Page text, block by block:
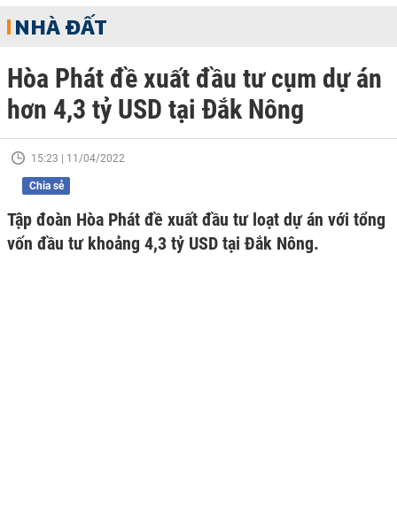
NHÀ ĐẤT
Hòa Phát đề xuất đầu tư cụm dự án
hơn 4,3 tỷ USD tại Đắk Nông
15:23 | 11/04/2022
Chia sẻ
Tập đoàn Hòa Phát đề xuất đầu tư loạt dự án với tổng
vốn đầu tư khoảng 4,3 tỷ USD tại Đắk Nông.